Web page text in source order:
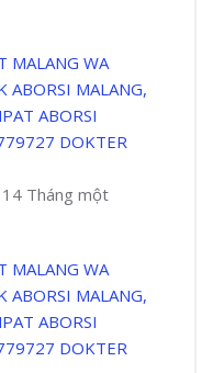
MALANG WA
MALANG,
ABORSI
DOKTER
Tháng một
MALANG WA
MALANG,
ABORSI
DOKTER